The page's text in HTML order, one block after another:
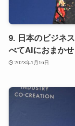
9. 日本のビジネ
べてAIにおまかせ
2023年1月16日